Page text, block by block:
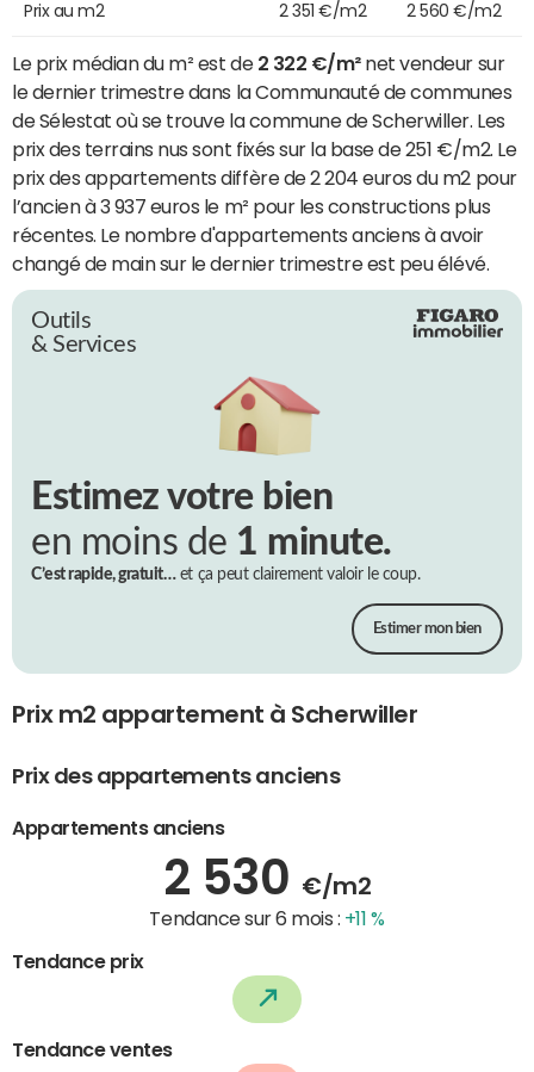
Prix au m2 2 351 €/m2 2 560 €/m2
Le prix médian du m² est de 2 322 €/m²net vendeur sur
le dernier trimestre dans la Communauté de communes
de Sélestat où se trouve la commune de Scherwiller. Les
prix des terrains nus sont fixés sur la base de 251 €/m2. Le
prix des appartements diffère de 2 204 euros du m2 pour
l’ancien à 3 937 euros le m² pour les constructions plus
récentes. Le nombre d'appartements anciens à avoir
changé de main sur le dernier trimestre est peu élévé.
Outils
& Services
Estimez votre bien
en moins de 1 minute.
C’est rapide, gratuit…et ça peut clairement valoir le coup.
Estimer mon bien
Prix m2 appartement à Scherwiller
Prix des appartements anciens
Appartements anciens
2 530 €/m2
Tendance sur 6 mois : +11 %
Tendance prix
Tendance ventes